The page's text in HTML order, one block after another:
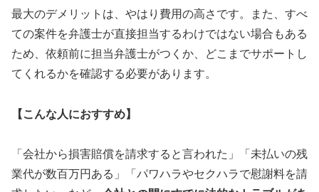
最大のデメリットは、やはり費用の高さです。また、すべ
ての案件を弁護士が直接担当するわけではない場合もある
ため、依頼前に担当弁護士がつくか、どこまでサポートし
てくれるかを確認する必要があります。
【こんな人におすすめ】
「会社から損害賠償を請求すると言われた」「未払いの残
業代が数百万円ある」「パワハラやセクハラで慰謝料を請